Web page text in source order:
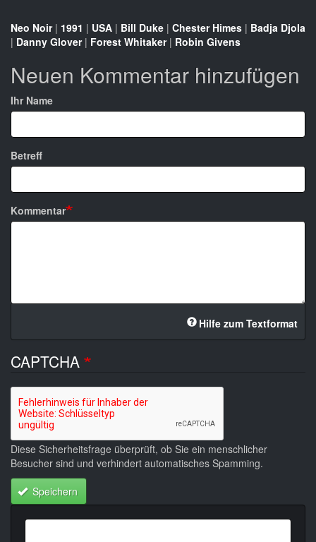
Neo Noir| 1991 | USA | Bill Duke | Chester Himes | Badja Djola
| Danny Glover| Forest Whitaker| Robin Givens
Neuen Kommentar hinzufügen
Ihr Name
Betreff
Kommentar
Hilfe zum Textformat
CAPTCHA
Diese Sicherheitsfrage überprüft, ob Sie ein menschlicher
Besucher sind und verhindert automatisches Spamming.
Speichern